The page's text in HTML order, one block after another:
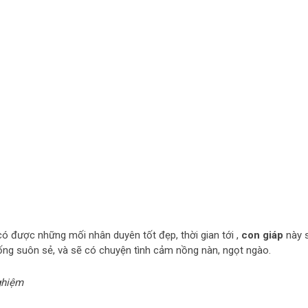
được những mối nhân duyên tốt đẹp, thời gian tới , con giáp này
suôn sẻ, và sẽ có chuyện tình cảm nồng nàn, ngọt ngào.